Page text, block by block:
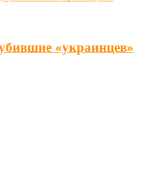
«украинцев»